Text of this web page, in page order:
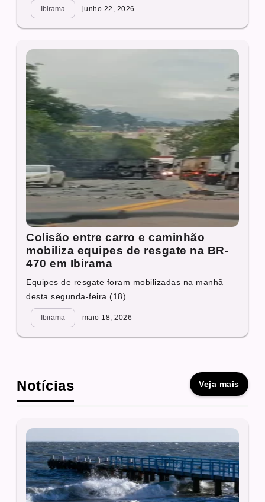
Ibirama junho 22, 2026
Colisão entre carro e caminhão
mobiliza equipes de resgate na BR-
470 em Ibirama
Equipes de resgate foram mobilizadas na manhã
desta segunda-feira (18)...
Ibirama maio 18, 2026
Notícias Veja mais